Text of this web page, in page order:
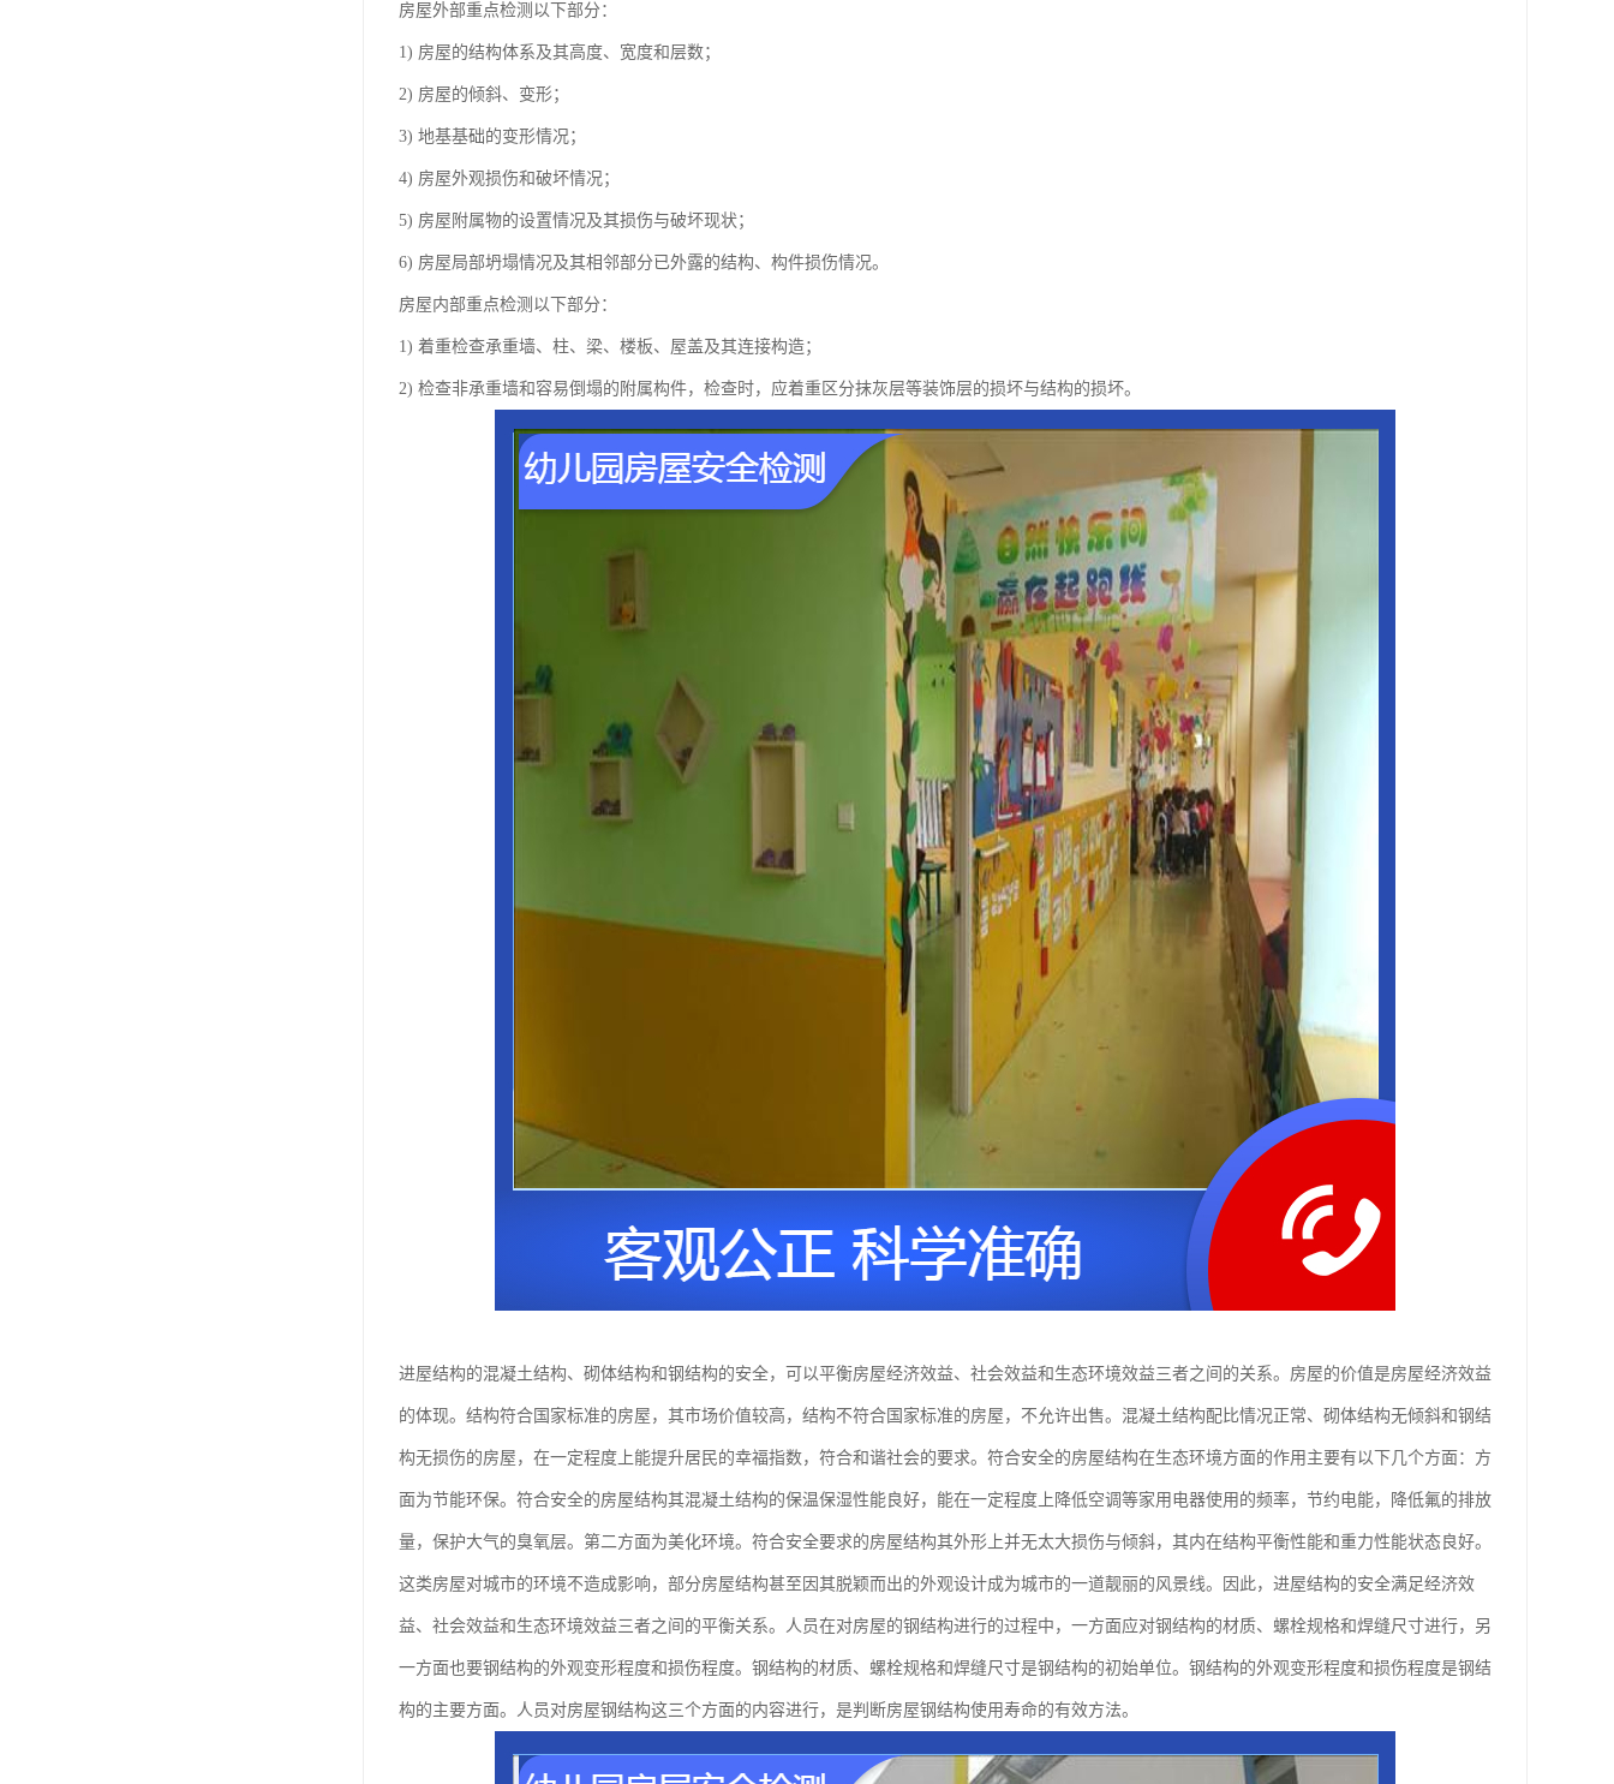
房屋外部重点检测以下部分：
1) 房屋的结构体系及其高度、宽度和层数；
2) 房屋的倾斜、变形；
3) 地基基础的变形情况；
4) 房屋外观损伤和破坏情况；
5) 房屋附属物的设置情况及其损伤与破坏现状；
6) 房屋局部坍塌情况及其相邻部分已外露的结构、构件损伤情况。
房屋内部重点检测以下部分：
1) 着重检查承重墙、柱、梁、楼板、屋盖及其连接构造；
2) 检查非承重墙和容易倒塌的附属构件，检查时，应着重区分抹灰层等装饰层的损坏与结构的损坏。
进屋结构的混凝土结构、砌体结构和钢结构的安全，可以平衡房屋经济效益、社会效益和生态环境效益三者之间的关系。房屋的价值是房屋经济效益
的体现。结构符合国家标准的房屋，其市场价值较高，结构不符合国家标准的房屋，不允许出售。混凝土结构配比情况正常、砌体结构无倾斜和钢结
构无损伤的房屋，在一定程度上能提升居民的幸福指数，符合和谐社会的要求。符合安全的房屋结构在生态环境方面的作用主要有以下几个方面：方
面为节能环保。符合安全的房屋结构其混凝土结构的保温保湿性能良好，能在一定程度上降低空调等家用电器使用的频率，节约电能，降低氟的排放
量，保护大气的臭氧层。第二方面为美化环境。符合安全要求的房屋结构其外形上并无太大损伤与倾斜，其内在结构平衡性能和重力性能状态良好。
这类房屋对城市的环境不造成影响，部分房屋结构甚至因其脱颖而出的外观设计成为城市的一道靓丽的风景线。因此，进屋结构的安全满足经济效
益、社会效益和生态环境效益三者之间的平衡关系。人员在对房屋的钢结构进行的过程中，一方面应对钢结构的材质、螺栓规格和焊缝尺寸进行，另
一方面也要钢结构的外观变形程度和损伤程度。钢结构的材质、螺栓规格和焊缝尺寸是钢结构的初始单位。钢结构的外观变形程度和损伤程度是钢结
构的主要方面。人员对房屋钢结构这三个方面的内容进行，是判断房屋钢结构使用寿命的有效方法。